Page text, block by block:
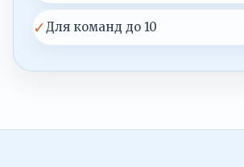
✓Для команд до 10